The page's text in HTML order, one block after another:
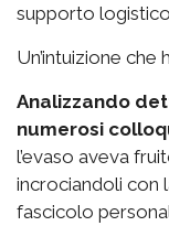
supporto
Un’intuizione
Analizzando
numerosi
l’evaso aveva
incrociandoli con
fascicolo